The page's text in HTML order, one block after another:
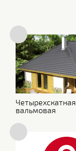
Четырехскатная
вальмовая